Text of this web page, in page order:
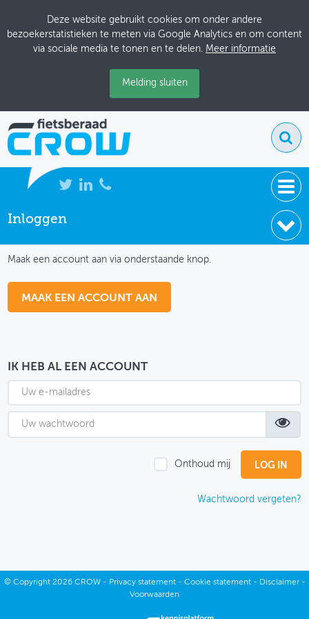
Deze website gebruikt cookies om onder andere
bezoekerstatistieken te meten via Google Analytics en om content
via sociale media te tonen en te delen. Meer informatie
Melding sluiten
NIEUWS
THEMASITES
MIJN PROFIEL
GEBRUIKER
Inloggen
Maak een account aan via onderstaande knop.
MAAK EEN ACCOUNT AAN
IK HEB AL EEN ACCOUNT
Onthoud mij
Wachtwoord vergeten?
© Copyright2026 CROW - Privacy statement- Cookie statement- Disclaimer-
Voorwaarden